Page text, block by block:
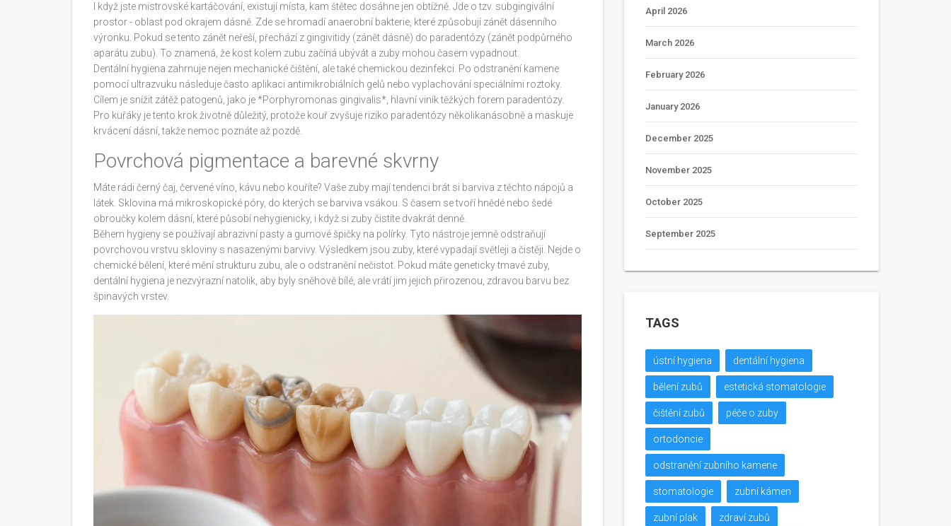
I když jste mistrovské kartáčování, existují místa, kam štětec dosáhne jen obtížně. Jde o tzv. subgingivální
prostor - oblast pod okrajem dásně. Zde se hromadí anaerobní bakterie, které způsobují zánět dásenního
výronku. Pokud se tento zánět neřeší, přechází z gingivitidy (zánět dásně) do paradentózy (zánět podpůrného
aparátu zubu). To znamená, že kost kolem zubu začíná ubývát a zuby mohou časem vypadnout.
Dentální hygiena zahrnuje nejen mechanické čištění, ale také chemickou dezinfekci. Po odstranění kamene
pomocí ultrazvuku následuje často aplikaci antimikrobiálních gelů nebo vyplachování speciálními roztoky.
Cílem je snížit zátěž patogenů, jako je *Porphyromonas gingivalis*, hlavní viník těžkých forem paradentózy.
Pro kuřáky je tento krok životně důležitý, protože kouř zvyšuje riziko paradentózy několikanásobně a maskuje
krvácení dásní, takže nemoc poznáte až pozdě.
Povrchová pigmentace a barevné skvrny
Máte rádi černý čaj, červené víno, kávu nebo kouříte? Vaše zuby mají tendenci brát si barviva z těchto nápojů a
látek. Sklovina má mikroskopické póry, do kterých se barviva vsákou. S časem se tvoří hnědé nebo šedé
obroučky kolem dásní, které působí nehygienicky, i když si zuby čistíte dvakrát denně.
Během hygieny se používají abrazivní pasty a gumové špičky na polírky. Tyto nástroje jemně odstraňují
povrchovou vrstvu skloviny s nasazenými barvivy. Výsledkem jsou zuby, které vypadají světleji a čistěji. Nejde o
chemické bělení, které mění strukturu zubu, ale o odstranění nečistot. Pokud máte geneticky tmavé zuby,
dentální hygiena je nezvýrazní natolik, aby byly sněhově bílé, ale vrátí jim jejich přirozenou, zdravou barvu bez
špinavých vrstev.
April 2026
March 2026
February 2026
January 2026
December 2025
November 2025
October 2025
September 2025
TAGS
ústní hygiena dentální hygiena
bělení zubů estetická stomatologie
čištění zubů péče o zuby
ortodoncie
odstranění zubního kamene
stomatologie zubní kámen
zubní plak zdraví zubů